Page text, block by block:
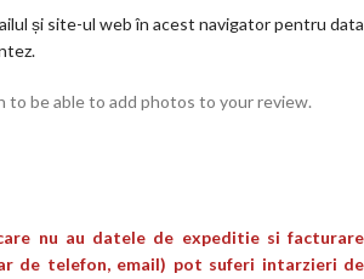
și site-ul web în acest navigator pentru data
to be able to add photos to your review.
nu au datele de expeditie si facturare
de telefon, email) pot suferi intarzieri de